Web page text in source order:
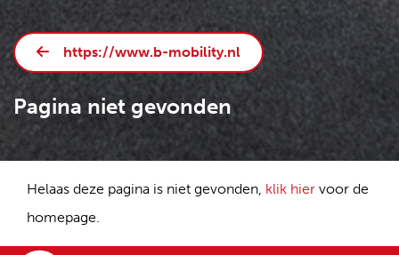
Helaas deze pagina is niet gevonden, klik hier
voor de
homepage.
Aanbod
Personenauto’s
Bedrijfsauto’s